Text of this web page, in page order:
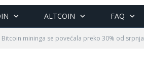
ALTCOIN FAQ
Bitcoin mininga se povećala preko 30% od srpnja